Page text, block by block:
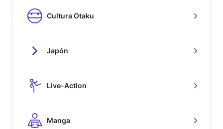
Cultura Otaku
Japón
Live-Action
Manga